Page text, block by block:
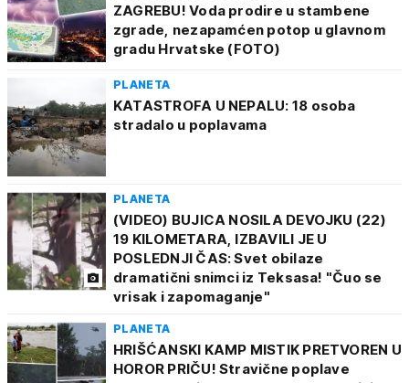
ZAGREBU! Voda prodire u stambene
zgrade, nezapamćen potop u glavnom
gradu Hrvatske (FOTO)
PLANETA
KATASTROFA U NEPALU: 18 osoba
stradalo u poplavama
PLANETA
(VIDEO) BUJICA NOSILA DEVOJKU (22)
19 KILOMETARA, IZBAVILI JE U
POSLEDNJI ČAS: Svet obilaze
dramatični snimci iz Teksasa! "Čuo se
vrisak i zapomaganje"
PLANETA
HRIŠĆANSKI KAMP MISTIK PRETVOREN U
HOROR PRIČU! Stravične poplave